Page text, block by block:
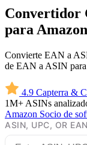
Convertidor
para Amazon
Convierte EAN a
de EAN a ASIN
4.9 Capterra &
1M+ ASINs
Amazon Socio de
ASIN, UPC, OR EAN